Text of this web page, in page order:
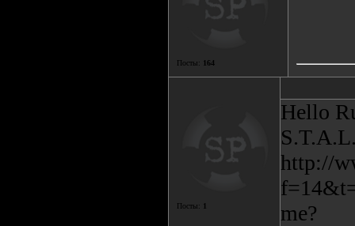
Посты: 164
Посты: 1
Hello
http://
me?